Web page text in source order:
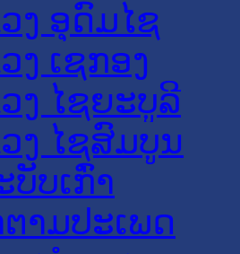
ງ ອຸດົມໄຊ
ງ ເຊກອງ
ງ ໄຊຍະບູລີ
ງ ໄຊສົມບູນ
ບເກົ່າ
າມປະເພດ